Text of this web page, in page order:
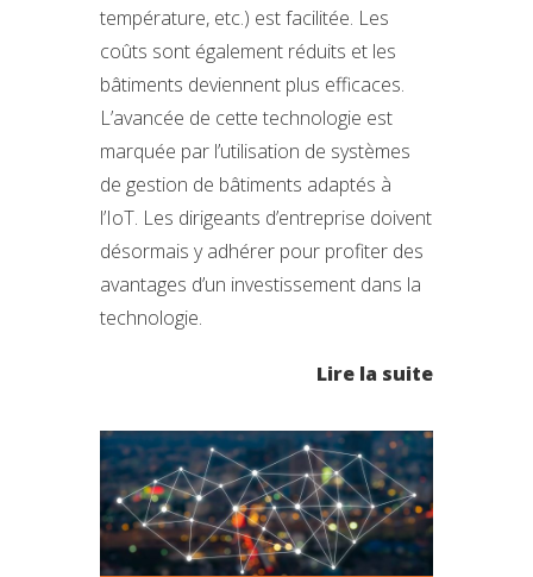
température, etc.) est facilitée. Les
coûts sont également réduits et les
bâtiments deviennent plus efficaces.
L’avancée de cette technologie est
marquée par l’utilisation de systèmes
de gestion de bâtiments adaptés à
l’IoT. Les dirigeants d’entreprise doivent
désormais y adhérer pour profiter des
avantages d’un investissement dans la
technologie.
Lire la suite